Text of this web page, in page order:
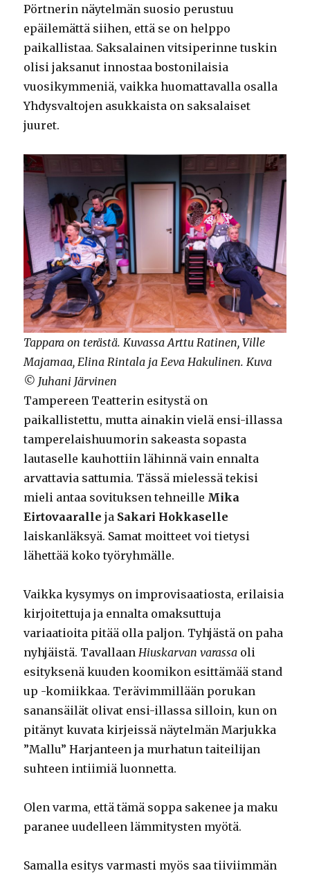
Pörtnerin näytelmän suosio perustuu
epäilemättä siihen, että se on helppo
paikallistaa. Saksalainen vitsiperinne tuskin
olisi jaksanut innostaa bostonilaisia
vuosikymmeniä, vaikka huomattavalla osalla
Yhdysvaltojen asukkaista on saksalaiset
juuret.
Tappara on terästä. Kuvassa Arttu Ratinen, Ville
Majamaa, Elina Rintala ja Eeva Hakulinen. Kuva
© Juhani Järvinen
Tampereen Teatterin esitystä on
paikallistettu, mutta ainakin vielä ensi-illassa
tamperelaishuumorin sakeasta sopasta
lautaselle kauhottiin lähinnä vain ennalta
arvattavia sattumia. Tässä mielessä tekisi
mieli antaa sovituksen tehneille Mika
Eirtovaaralle ja Sakari Hokkaselle
laiskanläksyä. Samat moitteet voi tietysi
lähettää koko työryhmälle.
Vaikka kysymys on improvisaatiosta, erilaisia
kirjoitettuja ja ennalta omaksuttuja
variaatioita pitää olla paljon. Tyhjästä on paha
nyhjäistä. Tavallaan Hiuskarvan varassa oli
esityksenä kuuden koomikon esittämää stand
up -komiikkaa. Terävimmillään porukan
sanansäilät olivat ensi-illassa silloin, kun on
pitänyt kuvata kirjeissä näytelmän Marjukka
”Mallu” Harjanteen ja murhatun taiteilijan
suhteen intiimiä luonnetta.
Olen varma, että tämä soppa sakenee ja maku
paranee uudelleen lämmitysten myötä.
Samalla esitys varmasti myös saa tiiviimmän